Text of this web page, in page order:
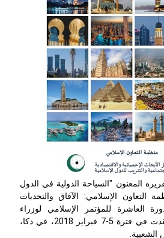
المعنون "السياحة الدولية في الدول
الإسلامي: الآفاق والتحديات
العاشرة للمؤتمر الإسلامي لوزراء
السياحة، التي عقدت في فترة 5-7 فبراير 2018، في دكا،